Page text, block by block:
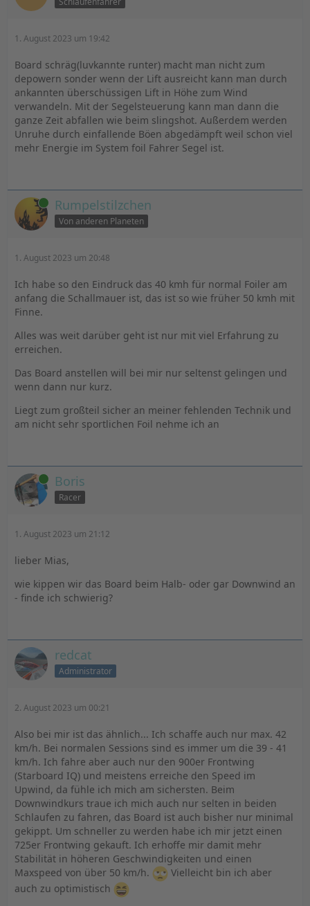
1. August 2023 um 19:42
Board schräg(luvkannte runter) macht man nicht zum
depowern sonder wenn der Lift ausreicht kann man durch
ankannten überschüssigen Lift in Höhe zum Wind
verwandeln. Mit der Segelsteuerung kann man dann die
ganze Zeit abfallen wie beim slingshot. Außerdem werden
Unruhe durch einfallende Böen abgedämpft weil schon viel
mehr Energie im System foil Fahrer Segel ist.
Online Rumpelstilzchen
Von anderen Planeten
1. August 2023 um 20:48
Ich habe so den Eindruck das 40 kmh für normal Foiler am
anfang die Schallmauer ist, das ist so wie früher 50 kmh mit
Finne.
Alles was weit darüber geht ist nur mit viel Erfahrung zu
erreichen.
Das Board anstellen will bei mir nur seltenst gelingen und
wenn dann nur kurz.
Liegt zum großteil sicher an meiner fehlenden Technik und
am nicht sehr sportlichen Foil nehme ich an
Online Boris
Racer
1. August 2023 um 21:12
lieber Mias,
wie kippen wir das Board beim Halb- oder gar Downwind an
- finde ich schwierig?
redcat
Administrator
2. August 2023 um 00:21
Also bei mir ist das ähnlich... Ich schaffe auch nur max. 42
km/h. Bei normalen Sessions sind es immer um die 39 - 41
km/h. Ich fahre aber auch nur den 900er Frontwing
(Starboard IQ) und meistens erreiche den Speed im
Upwind, da fühle ich mich am sichersten. Beim
Downwindkurs traue ich mich auch nur selten in beiden
Schlaufen zu fahren, das Board ist auch bisher nur minimal
gekippt. Um schneller zu werden habe ich mir jetzt einen
725er Frontwing gekauft. Ich erhoffe mir damit mehr
Stabilität in höheren Geschwindigkeiten und einen
Maxspeed von über 50 km/h.
Vielleicht bin ich aber
auch zu optimistisch